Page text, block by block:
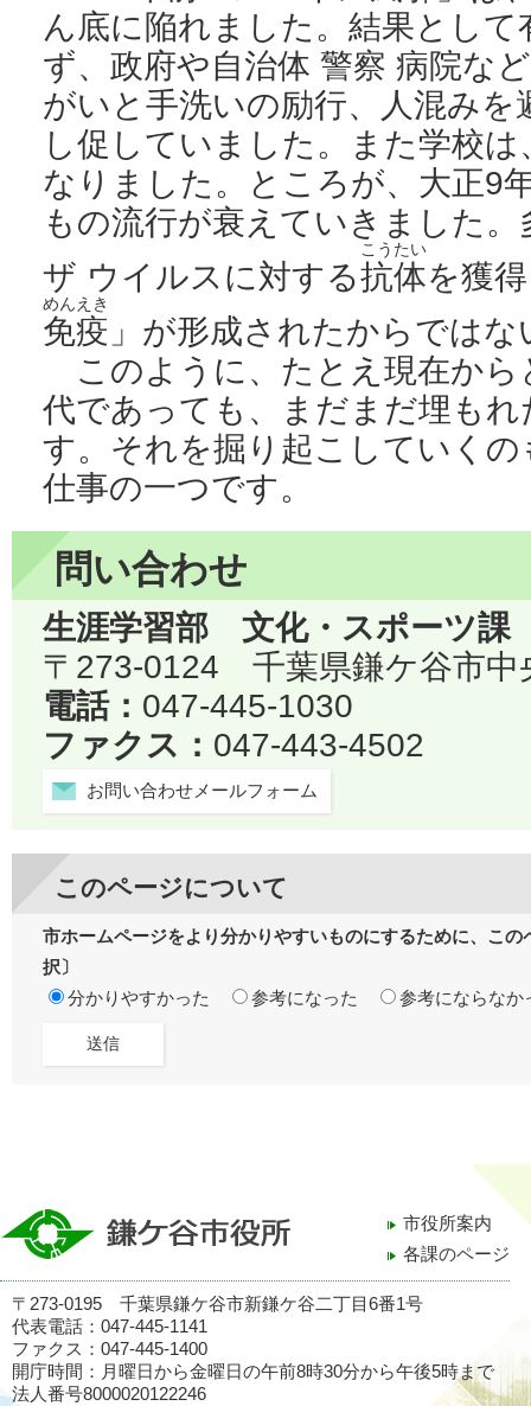
ん底に陥れました。結果とし
ず、政府や自治体 警察 病院な
がいと手洗いの励行、人混み
し促していました。また学校
なりました。ところが、大正9
もの流行が衰えていきました
ザ ウイルスに対する抗体
こうたい
を獲
免疫
めんえき
」が形成されたからでは
このように、たとえ現在から
代であっても、まだまだ埋も
す。それを掘り起こしていく
仕事の一つです。
問い合わせ
生涯学習部 文化・スポーツ
〒273-0124 千葉県鎌ケ谷市中
電話： 047-445-1030
ファクス： 047-443-4502
お問い合わせメールフォーム
このページについて
市ホームページをより分かりやすいものにするために、こ
択〕
分かりやすかった
参考になった 参考にならなか
市役所案内
各課のページ
〒273-0195 千葉県鎌ケ谷市新鎌ケ谷二丁目6番1号
代表電話：047-445-1141
ファクス：047-445-1400
開庁時間：月曜日から金曜日の午前8時30分から午後5時まで
法人番号8000020122246